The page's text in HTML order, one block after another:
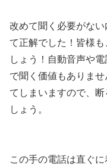
改めて聞く必要がな
て正解でした！皆様
しょう！自動音声や
で聞く価値もありま
てしまいますので、
しょう。
この手の電話は直ぐ